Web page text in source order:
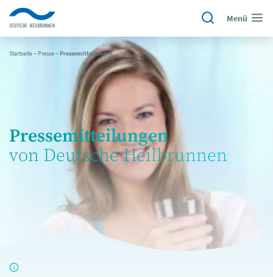
Menü
Startseite~ Presse~Pressemitteilungen
Pressemitteilungen
von Deutsche Heilbrunnen